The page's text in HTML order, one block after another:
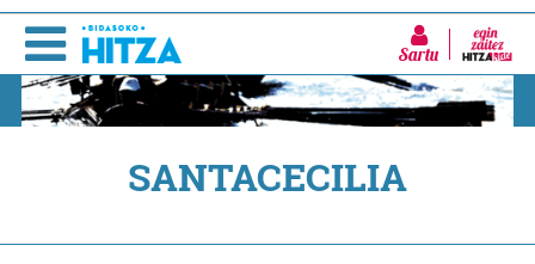
Sartu
SANTACECILIA